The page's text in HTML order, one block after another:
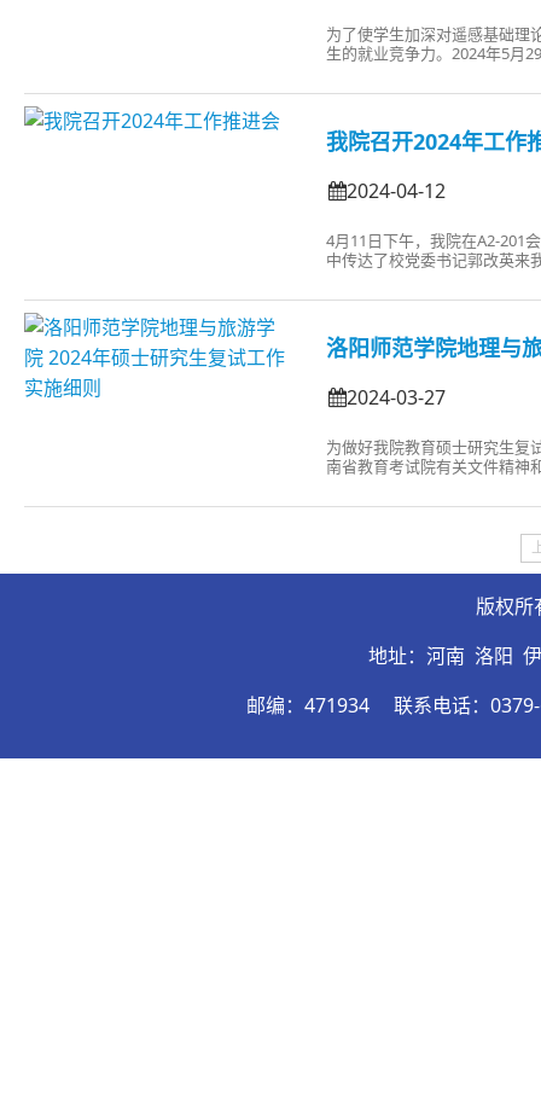
为了使学生加深对遥感基础理
生的就业竞争力。2024年5月
高级工程师王亚辉担任主讲人
我院召开2024年工作
2024-04-12
4月11日下午，我院在A2-201
中传达了校党委书记郭改英来
金龙对学院工作进行安排，他
洛阳师范学院地理与
2024-03-27
为做好我院教育硕士研究生复
南省教育考试院有关文件精神
与旅游学院研究生招生工作领
版权所
地址：河南 洛阳
邮编：471934
联系电话：